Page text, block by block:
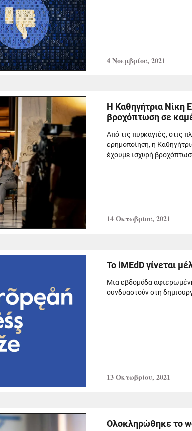
4 Νοεμβρίου, 2021
Η Καθηγήτρια Νίκη
βροχόπτωση σε
Από τις πυρκαγιές, στις
ερημοποίηση, η
έχουμε ισχυρή
14 Οκτωβρίου, 2021
Το iMEdD γίνεται
Μια εβδομάδα
συνδυαστούν στη
13 Οκτωβρίου, 2021
Ολοκληρώθηκε το